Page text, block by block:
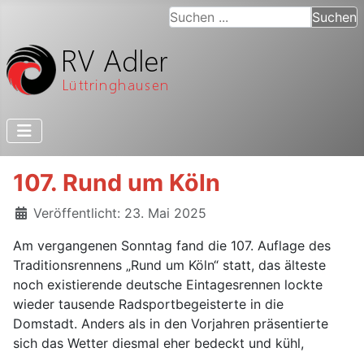
Suchen ... Suchen
107. Rund um Köln
Details
Veröffentlicht: 23. Mai 2025
Am vergangenen Sonntag fand die 107. Auflage des
Traditionsrennens „Rund um Köln“ statt, das älteste
noch existierende deutsche Eintagesrennen lockte
wieder tausende Radsportbegeisterte in die
Domstadt. Anders als in den Vorjahren präsentierte
sich das Wetter diesmal eher bedeckt und kühl,